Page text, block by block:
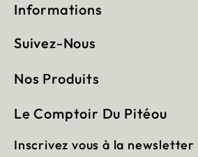
Informations
Suivez-Nous
Nos Produits
Le Comptoir Du Pitéou
Inscrivez vous à la newsletter